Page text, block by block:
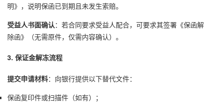
明》，说明保函已到期且未发生索赔。
受益人书面确认：若合同要求受益人配合，可要求其签署《保函解
除函》（无需原件，仅需内容确认）。
3. 保证金解冻流程
提交申请材料：向银行提供以下替代文件：
保函复印件或扫描件（如有）；